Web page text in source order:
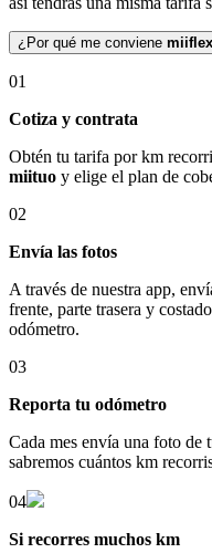
¿Por qué me conviene miiflex
01
Cotiza y contrata
Obtén tu tarifa por km
miituo y elige el plan de
02
Envía las fotos
A través de nuestra app,
frente, parte trasera y
odómetro.
03
Reporta tu odómetro
Cada mes envía una foto de
sabremos cuántos km
04
Si recorres muchos km